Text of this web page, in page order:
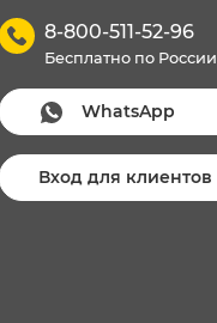
8-800-511-52-96
Бесплатно по России
WhatsApp
Вход для клиентов